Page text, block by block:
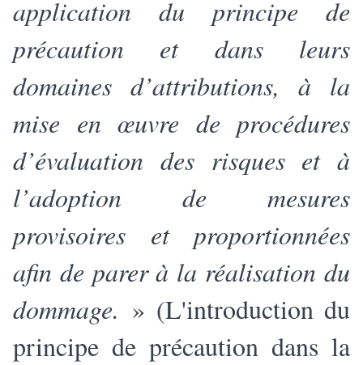
application du principe de
précaution et dans leurs
domaines d’attributions, à la
mise en œuvre de procédures
d’évaluation des risques et à
l’adoption de mesures
provisoires et proportionnées
afin de parer à la réalisation du
dommage. » (L'introduction du
principe de précaution dans la